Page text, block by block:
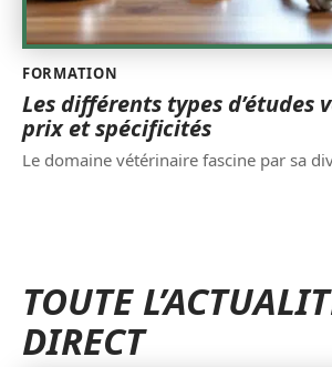
FORMATION
Les différents types d’études
prix et spécificités
Le domaine vétérinaire fascine par sa
TOUTE
DIRECT